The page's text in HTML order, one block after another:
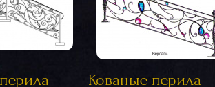
Кованые перила